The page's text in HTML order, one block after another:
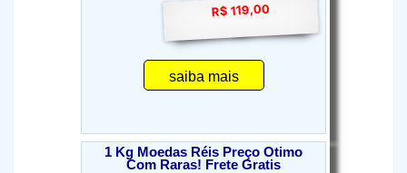
R$ 119,00
saiba mais
1 Kg Moedas Réis Preço Ótimo
Com Raras! Frete Gratis